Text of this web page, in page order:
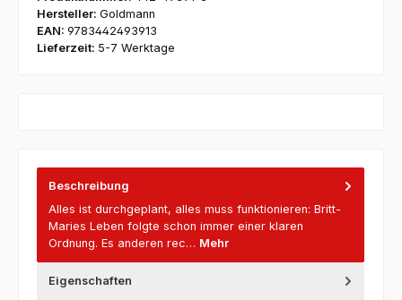
Hersteller: Goldmann
EAN: 9783442493913
Lieferzeit: 5-7 Werktage
Beschreibung
Alles ist durchgeplant, alles muss funktionieren: Britt-
Maries Leben folgte schon immer einer klaren
Ordnung. Es anderen rec… Mehr
Eigenschaften